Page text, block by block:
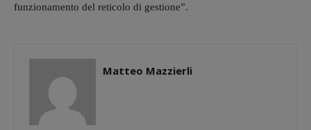
funzionamento del reticolo di gestione”.
Matteo Mazzierli